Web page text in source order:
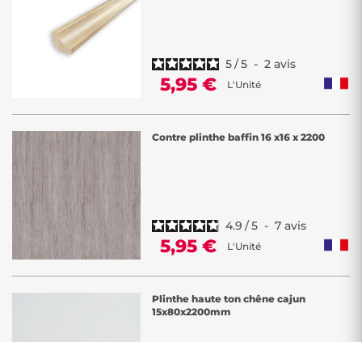
5/5 - 2 avis
5,95 € L'Unité
Contre plinthe baffin 16 x16 x 2200
4.9 /5 - 7 avis
5,95 € L'Unité
Plinthe haute ton chêne cajun
15x80x2200mm